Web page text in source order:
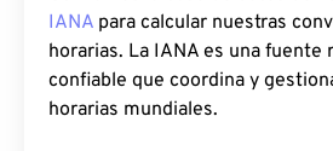
IANA para calcular nuestras
horarias. La IANA es una fuente
confiable que coordina y
horarias mundiales.